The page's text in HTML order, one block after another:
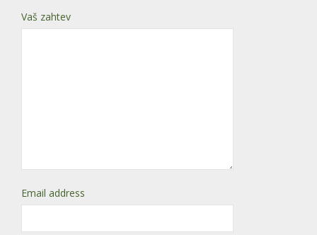
Vaš zahtev
Email address